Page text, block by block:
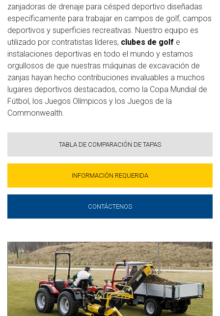
zanjadoras de drenaje para césped deportivo diseñadas
específicamente para trabajar en campos de golf, campos
deportivos y superficies recreativas. Nuestro equipo es
utilizado por contratistas líderes, clubes de golf e
instalaciones deportivas en todo el mundo y estamos
orgullosos de que nuestras máquinas de excavación de
zanjas hayan hecho contribuciones invaluables a muchos
lugares deportivos destacados, como la Copa Mundial de
Fútbol, los Juegos Olímpicos y los Juegos de la
Commonwealth.
TABLA DE COMPARACIÓN DE TAPAS
INFORMACIÓN REQUERIDA
CONTÁCTENOS